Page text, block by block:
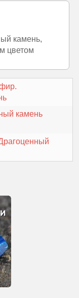
камень,
цветом
камень